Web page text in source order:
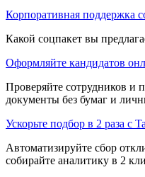
Корпоративная поддержка
Какой соцпакет вы
Оформляйте кандидатов
Проверяйте сотрудников и
документы без бумаг и
Ускорьте подбор в 2 раза с
Автоматизируйте сбор
собирайте аналитику в 2